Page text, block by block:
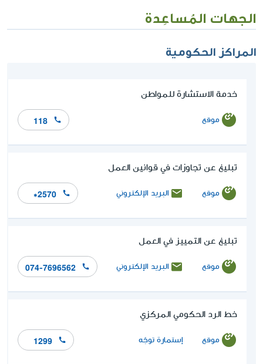
الجهات المُساعِدة
المراكز الحكومية
خدمة الاستشارة للمواطن
موقع 118
تبليغ عن تجاوزات في قوانين العمل
موقع البريد الإلكتروني *2570
تبليغ عن التمييز في العمل
موقع البريد الإلكتروني 074-7696562
خط الرد الحكومي المركزي
موقع إستمارة توجّه 1299